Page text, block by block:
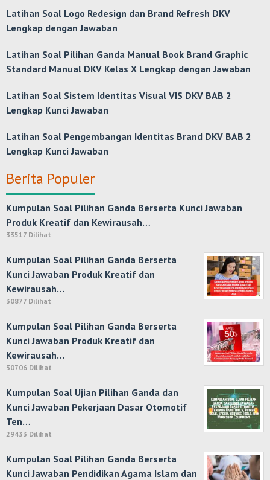
Latihan Soal Logo Redesign dan Brand Refresh DKV
Lengkap dengan Jawaban
Latihan Soal Pilihan Ganda Manual Book Brand Graphic
Standard Manual DKV Kelas X Lengkap dengan Jawaban
Latihan Soal Sistem Identitas Visual VIS DKV BAB 2
Lengkap Kunci Jawaban
Latihan Soal Pengembangan Identitas Brand DKV BAB 2
Lengkap Kunci Jawaban
Berita Populer
Kumpulan Soal Pilihan Ganda Berserta Kunci Jawaban
Produk Kreatif dan Kewirausah…
33517 Dilihat
Kumpulan Soal Pilihan Ganda Berserta
Kunci Jawaban Produk Kreatif dan
Kewirausah…
30877 Dilihat
Kumpulan Soal Pilihan Ganda Berserta
Kunci Jawaban Produk Kreatif dan
Kewirausah…
30706 Dilihat
Kumpulan Soal Ujian Pilihan Ganda dan
Kunci Jawaban Pekerjaan Dasar Otomotif
Ten…
29433 Dilihat
Kumpulan Soal Pilihan Ganda Berserta
Kunci Jawaban Pendidikan Agama Islam dan